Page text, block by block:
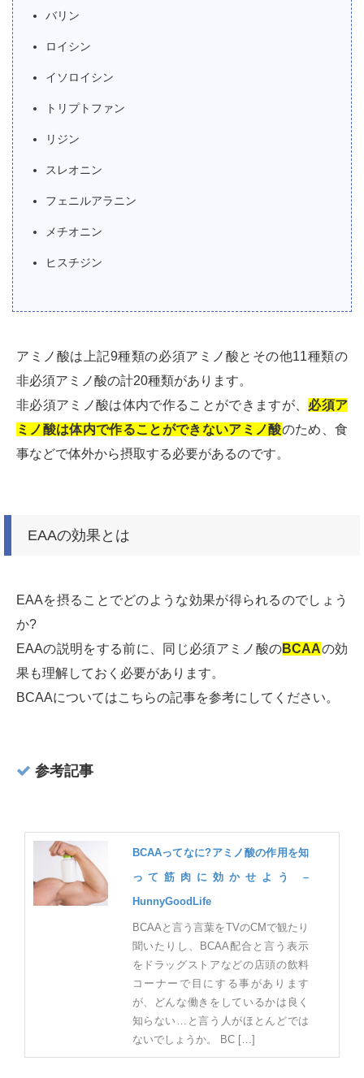
バリン
ロイシン
イソロイシン
トリプトファン
リジン
スレオニン
フェニルアラニン
メチオニン
ヒスチジン
アミノ酸は上記9種類の必須アミノ酸とその他11種類の
非必須アミノ酸の計20種類があります。
非必須アミノ酸は体内で作ることができますが、 必須ア
ミノ酸は体内で作ることができないアミノ酸のため、食
事などで体外から摂取する必要があるのです。
EAAの効果とは
EAAを摂ることでどのような効果が得られるのでしょう
か?
EAAの説明をする前に、同じ必須アミノ酸のBCAAの効
果も理解しておく必要があります。
BCAAについてはこちらの記事を参考にしてください。
参考記事
BCAAってなに?アミノ酸の作用を知
って筋肉に効かせよう –
HunnyGoodLife
BCAAと言う言葉をTVのCMで観たり
聞いたりし、BCAA配合と言う表示
をドラッグストアなどの店頭の飲料
コーナーで目にする事があります
が、どんな働きをしているかは良く
知らない…と言う人がほとんどでは
ないでしょうか。 BC […]